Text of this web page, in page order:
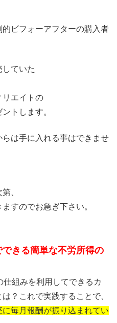
ビフォーアフターの購入者
ていた
リエイトの
トします。
は手に入れる事はできませ
、
すのでお急ぎ下さい。
できる簡単な不労所得の
組みを利用してできるカ
？これで実践することで、
毎月報酬が振り込まれてい